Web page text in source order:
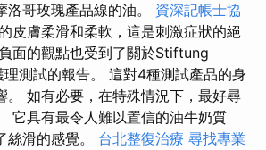
洛哥玫瑰產品線的油。 資深記帳士協
皮膚柔滑和柔軟，這是刺激症狀的絕
面的觀點也受到了關於Stiftung
測試的報告。 這對4種測試產品的身
。 如有必要，在特殊情況下，最好尋
它具有最令人難以置信的油牛奶質
絲滑的感覺。 台北整復治療 尋找專業